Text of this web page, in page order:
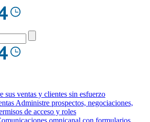
sus ventas y clientes sin esfuerzo
Administre prospectos, negociaciones,
de acceso y roles
omnicanal con formularios